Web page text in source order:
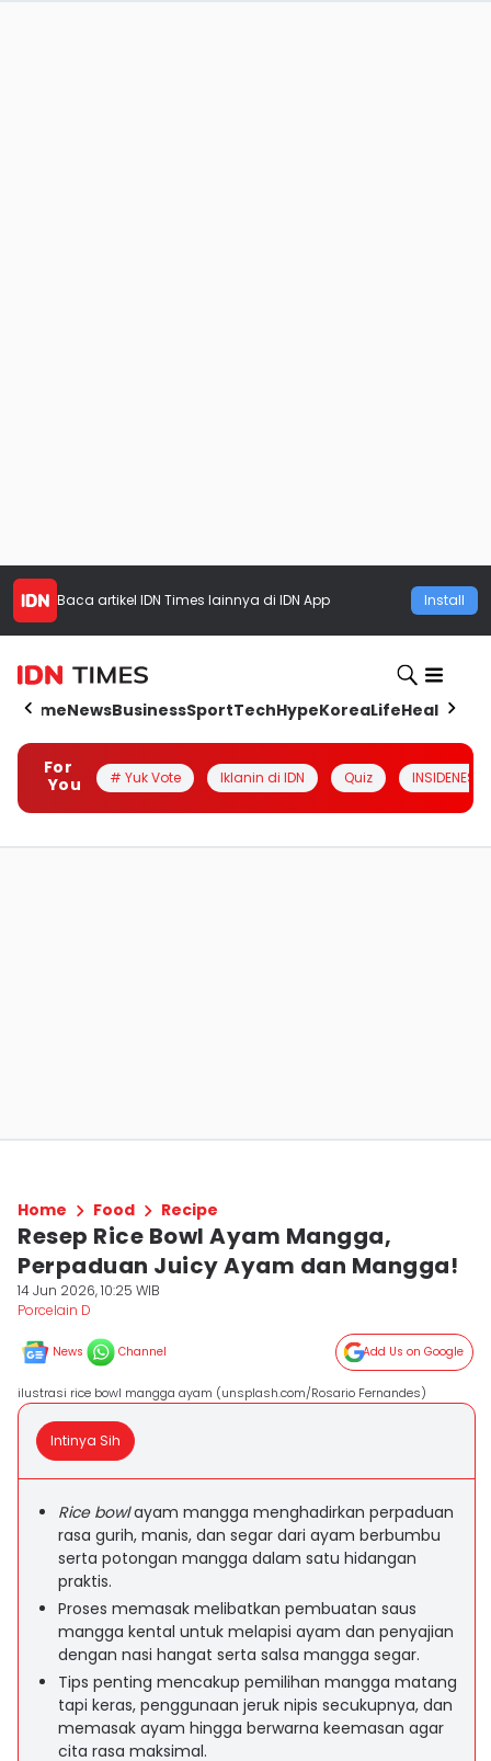
Baca artikel IDN Times lainnya di IDN App Install
HomeNewsBusinessSportTechHypeKoreaLifeHealth
For
You
# Yuk Vote Iklanin di IDN Quiz INSIDENESIA
Home Food Recipe
Resep Rice Bowl Ayam Mangga,
Perpaduan Juicy Ayam dan Mangga!
14 Jun 2026, 10:25 WIB
Porcelain D
News Channel Add Us on Google
ilustrasi rice bowl mangga ayam (unsplash.com/Rosario Fernandes)
Intinya Sih
Rice bowlayam mangga menghadirkan perpaduan
rasa gurih, manis, dan segar dari ayam berbumbu
serta potongan mangga dalam satu hidangan
praktis.
Proses memasak melibatkan pembuatan saus
mangga kental untuk melapisi ayam dan penyajian
dengan nasi hangat serta salsa mangga segar.
Tips penting mencakup pemilihan mangga matang
tapi keras, penggunaan jeruk nipis secukupnya, dan
memasak ayam hingga berwarna keemasan agar
cita rasa maksimal.